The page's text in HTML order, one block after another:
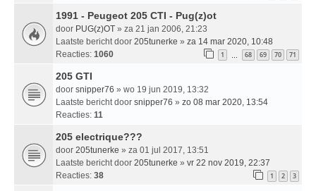
1991 - Peugeot 205 CTI - Pug(z)ot
door PUG(z)OT » za 21 jan 2006, 21:23
Laatste bericht door 205tunerke » za 14 mar 2020, 10:48
Reacties: 1060 1 … 68 69 70 71
205 GTI
door snipper76 » wo 19 jun 2019, 13:32
Laatste bericht door snipper76 » zo 08 mar 2020, 13:54
Reacties: 11
205 electrique???
door 205tunerke » za 01 jul 2017, 13:51
Laatste bericht door 205tunerke » vr 22 nov 2019, 22:37
Reacties: 38 1 2 3